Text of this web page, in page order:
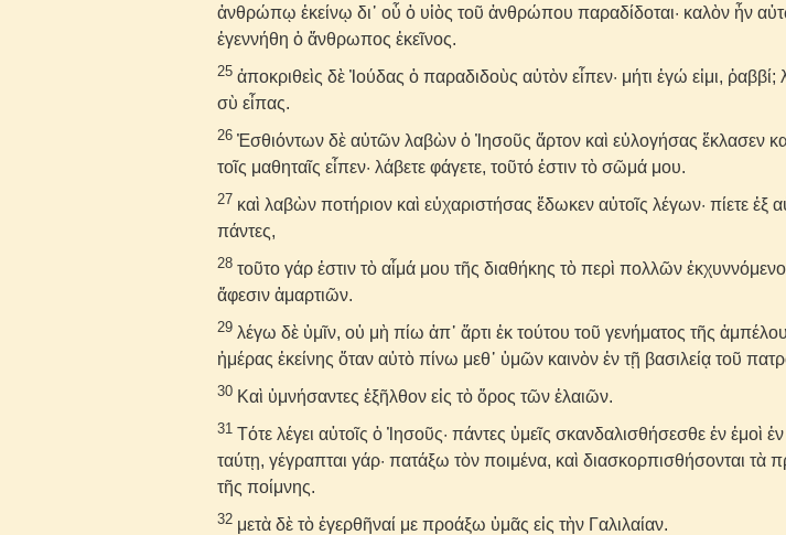
ἀνθρώπῳ ἐκείνῳ δι᾽ οὗ ὁ υἱὸς τοῦ ἀνθρώπου παραδίδοται· καλὸν ἦν
ἐγεννήθη ὁ ἄνθρωπος ἐκεῖνος.
25 ἀποκριθεὶς δὲ Ἰούδας ὁ παραδιδοὺς αὐτὸν εἶπεν· μήτι ἐγώ εἰμι, ῥαββί;
σὺ εἶπας.
26 Ἐσθιόντων δὲ αὐτῶν λαβὼν ὁ Ἰησοῦς ἄρτον καὶ εὐλογήσας ἔκλασεν
τοῖς μαθηταῖς εἶπεν· λάβετε φάγετε, τοῦτό ἐστιν τὸ σῶμά μου.
27 καὶ λαβὼν ποτήριον καὶ εὐχαριστήσας ἔδωκεν αὐτοῖς λέγων· πίετε ἐξ
πάντες,
28 τοῦτο γάρ ἐστιν τὸ αἷμά μου τῆς διαθήκης τὸ περὶ πολλῶν
ἄφεσιν ἁμαρτιῶν.
29 λέγω δὲ ὑμῖν, οὐ μὴ πίω ἀπ᾽ ἄρτι ἐκ τούτου τοῦ γενήματος τῆς
ἡμέρας ἐκείνης ὅταν αὐτὸ πίνω μεθ᾽ ὑμῶν καινὸν ἐν τῇ βασιλείᾳ τοῦ
30 Καὶ ὑμνήσαντες ἐξῆλθον εἰς τὸ ὄρος τῶν ἐλαιῶν.
31 Τότε λέγει αὐτοῖς ὁ Ἰησοῦς· πάντες ὑμεῖς σκανδαλισθήσεσθε ἐν ἐμοὶ ἐν
ταύτῃ, γέγραπται γάρ· πατάξω τὸν ποιμένα, καὶ διασκορπισθήσονται τὰ
τῆς ποίμνης.
32 μετὰ δὲ τὸ ἐγερθῆναί με προάξω ὑμᾶς εἰς τὴν Γαλιλαίαν.